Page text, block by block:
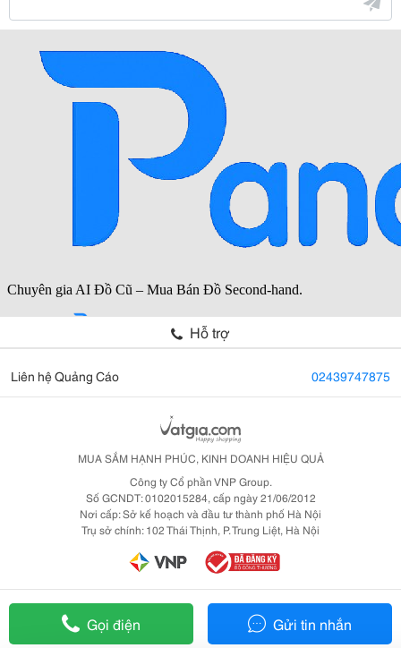
Gọi điện Gửi tin nhắn
Hỗ trợ
Liên hệ Quảng Cáo 02439747875
MUA SẮM HẠNH PHÚC, KINH DOANH HIỆU QUẢ
Công ty Cổ phần VNP Group.
Số GCNDT: 0102015284, cấp ngày 21/06/2012
Nơi cấp: Sở kế hoạch và đầu tư thành phố Hà Nội
Trụ sở chính: 102 Thái Thịnh, P. Trung Liệt, Hà Nội